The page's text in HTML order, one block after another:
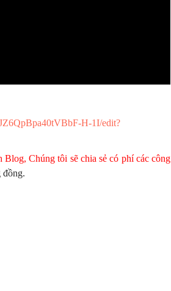
H-1I/edit?
Chúng tôi sẽ chia sẻ có phí các công
đồng.